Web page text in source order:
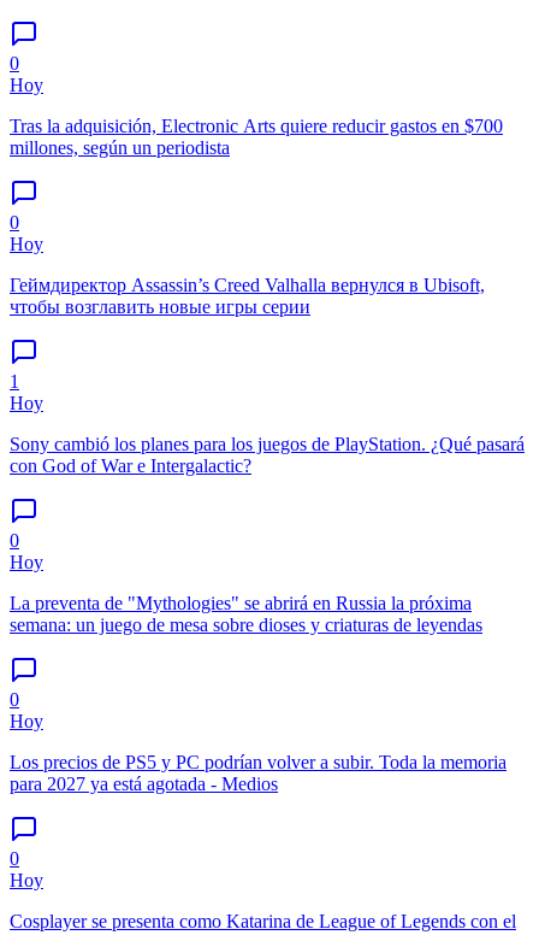
0
Hoy
Tras la adquisición, Electronic Arts quiere reducir gastos en $700
millones, según un periodista
0
Hoy
Геймдиректор Assassin’s Creed Valhalla вернулся в Ubisoft,
чтобы возглавить новые игры серии
1
Hoy
Sony cambió los planes para los juegos de PlayStation. ¿Qué pasará
con God of War e Intergalactic?
0
Hoy
La preventa de "Mythologies" se abrirá en Russia la próxima
semana: un juego de mesa sobre dioses y criaturas de leyendas
0
Hoy
Los precios de PS5 y PC podrían volver a subir. Toda la memoria
para 2027 ya está agotada - Medios
0
Hoy
Cosplayer se presenta como Katarina de League of Legends con el